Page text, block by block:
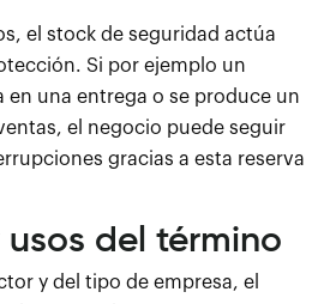
el stock de seguridad actúa
Si por ejemplo un
en una entrega o se produce un
el negocio puede seguir
gracias a esta reserva
del término
y del tipo de empresa, el